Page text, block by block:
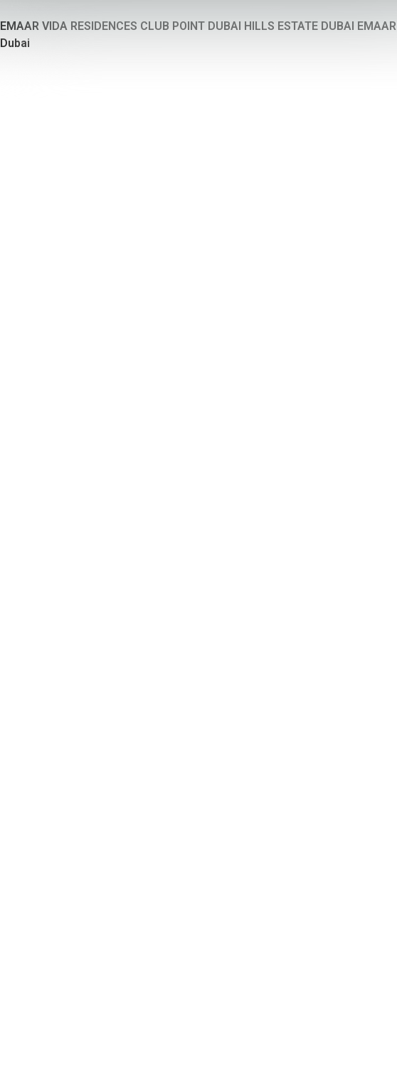
EMAAR VIDA RESIDENCES CLUB POINT DUBAI HILLS ESTATE DUBAI EMAAR
Dubai